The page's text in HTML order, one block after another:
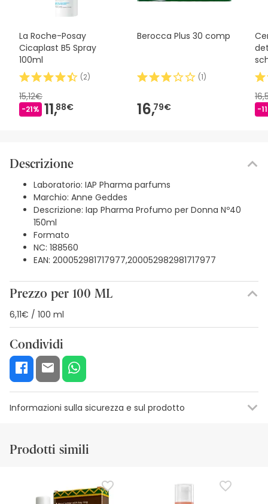
La Roche-Posay
Cicaplast B5 Spray
100ml
(2)
15,12€
-21% 11,88€
Berocca Plus 30 comp
(1)
16,79€ -
Descrizione
Laboratorio: IAP Pharma parfums
Marchio: Anne Geddes
Descrizione: Iap Pharma Profumo per Donna Nº40
150ml
Formato
NC: 188560
EAN: 200052981717977,200052982981717977
Prezzo per 100 ML
6,11€ / 100 ml
Condividi
Informazioni sulla sicurezza e sul prodotto
Risorse per la sicurezza visiva
Al momento non disponiamo delle immagini di sicurezza
per questo prodotto, ma ci stiamo lavorando. Vi invitiamo
Prodotti simili